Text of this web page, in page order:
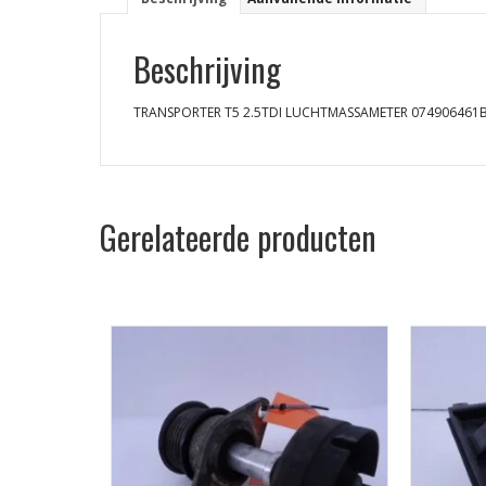
Beschrijving
TRANSPORTER T5 2.5TDI LUCHTMASSAMETER
Gerelateerde producten